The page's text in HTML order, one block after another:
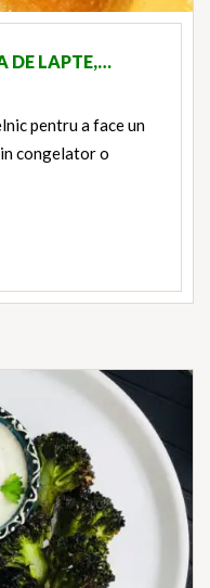
DE LAPTE,…
pentru a face un
congelator o